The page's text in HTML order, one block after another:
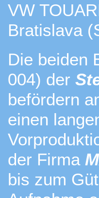
VW
Bratislava
Die beiden
004) der
befördern
einen
der Firma
bis zum